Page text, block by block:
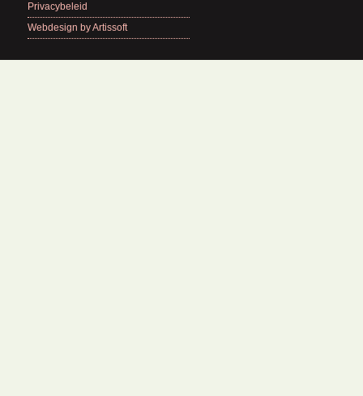
Privacybeleid
Webdesign by Artissoft